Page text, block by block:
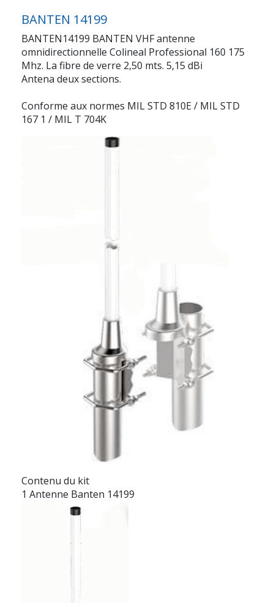
BANTEN 14199
BANTEN14199 BANTEN VHF antenne
omnidirectionnelle Colineal Professional 160 175
Mhz. La fibre de verre 2,50 mts. 5,15 dBi
Antena deux sections.
Conforme aux normes MIL STD 810E / MIL STD
167 1 / MIL T 704K
Contenu du kit
1 Antenne Banten 14199